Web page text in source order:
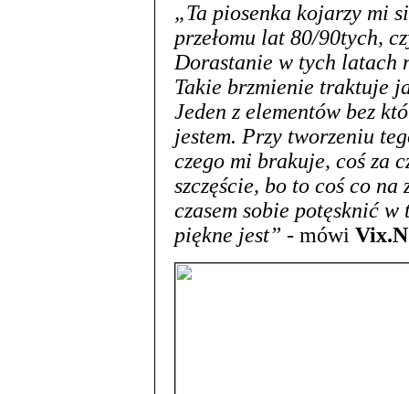
„Ta piosenka kojarzy mi
przełomu lat 80/90tych,
Dorastanie w tych latach
Takie brzmienie traktuje
Jeden z elementów bez
jestem. Przy tworzeniu
czego mi brakuje, coś za
szczęście, bo to coś co na
czasem sobie potęsknić
piękne jest” - mówi